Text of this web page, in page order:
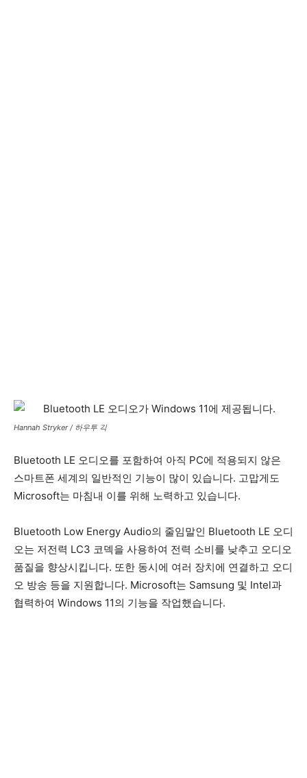
Hannah Stryker / 하우투 긱
Bluetooth LE 오디오를 포함하여 아직 PC에 적용되지 않은
스마트폰 세계의 일반적인 기능이 많이 있습니다. 고맙게도
Microsoft는 마침내 이를 위해 노력하고 있습니다.
Bluetooth Low Energy Audio의 줄임말인 Bluetooth LE 오디
오는 저전력 LC3 코덱을 사용하여 전력 소비를 낮추고 오디오
품질을 향상시킵니다. 또한 동시에 여러 장치에 연결하고 오디
오 방송 등을 지원합니다. Microsoft는 Samsung 및 Intel과
협력하여 Windows 11의 기능을 작업했습니다.